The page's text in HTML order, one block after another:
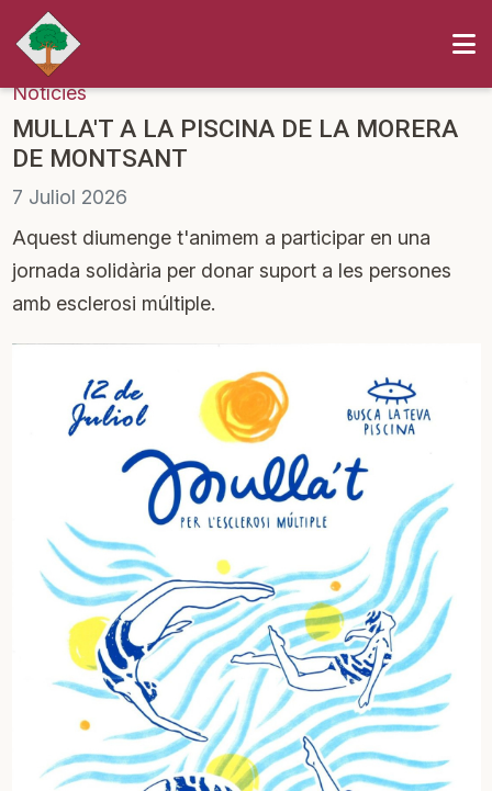
Notícies
MULLA'T A LA PISCINA DE LA MORERA
DE MONTSANT
7 Juliol 2026
Aquest diumenge t'animem a participar en una
jornada solidària per donar suport a les persones
amb esclerosi múltiple.